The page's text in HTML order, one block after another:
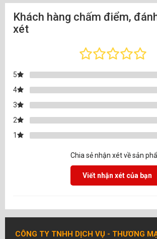
Khách hàng chấm điểm,
xét
5
4
3
2
1
Chia sẻ nhận xét về sản
Viết nhận xét của bạn
CÔNG TY TNHH DỊCH VỤ - THƯƠNG